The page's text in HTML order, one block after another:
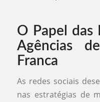
O Papel das
Agências
Franca
As redes sociais
nas estratégias de